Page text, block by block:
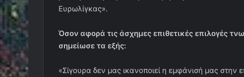
Ευρωλίγκας».
Όσον αφορά τις άσχημες επιθετικές επιλογές
σημείωσε τα εξής:
«Σίγουρα δεν μας ικανοποιεί η εμφάνισή μας στην